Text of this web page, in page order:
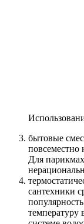
бытовые
повсеместно
Для
сантехники
температуру